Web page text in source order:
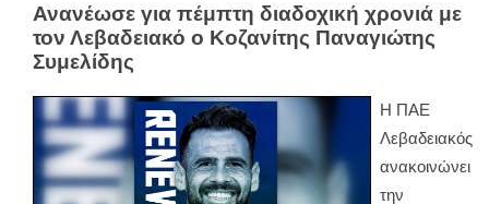
Ανανέωσε για πέμπτη διαδοχική χρονιά με
τον Λεβαδειακό ο Κοζανίτης Παναγιώτης
Συμελίδης
Η ΠΑΕ
Λεβαδειακός
ανακοινώνει
την